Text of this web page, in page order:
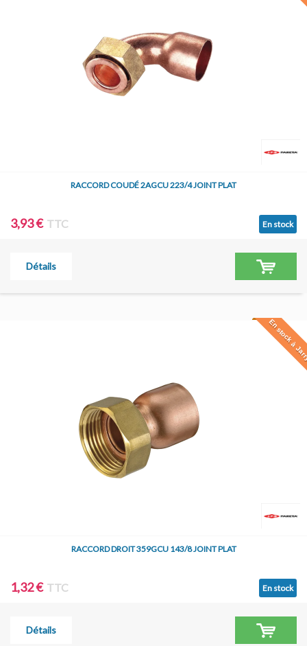
RACCORD COUDÉ 2AGCU 223/4 JOINT PLAT
3,93 € TTC En stock
Détails
En stock à
RACCORD DROIT 359GCU 143/8 JOINT PLAT
1,32 € TTC En stock
Détails